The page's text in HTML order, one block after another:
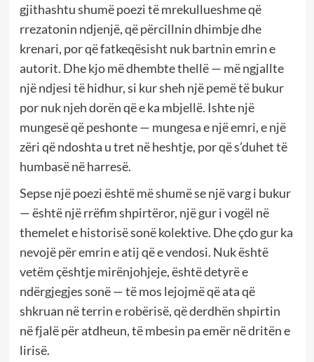
gjithashtu shumë poezi të mrekullueshme që
rrezatonin ndjenjë, që përcillnin dhimbje dhe
krenari, por që fatkeqësisht nuk bartnin emrin e
autorit. Dhe kjo më dhembte thellë — më ngjallte
një ndjesi të hidhur, si kur sheh një pemë të bukur
por nuk njeh dorën që e ka mbjellë. Ishte një
mungesë që peshonte — mungesa e një emri, e një
zëri që ndoshta u tret në heshtje, por që s’duhet të
humbasë në harresë.
Sepse një poezi është më shumë se një varg i bukur
— është një rrëfim shpirtëror, një gur i vogël në
themelet e historisë sonë kolektive. Dhe çdo gur ka
nevojë për emrin e atij që e vendosi. Nuk është
vetëm çështje mirënjohjeje, është detyrë e
ndërgjegjes sonë — të mos lejojmë që ata që
shkruan në terrin e robërisë, që derdhën shpirtin
në fjalë për atdheun, të mbesin pa emër në dritën e
lirisë.